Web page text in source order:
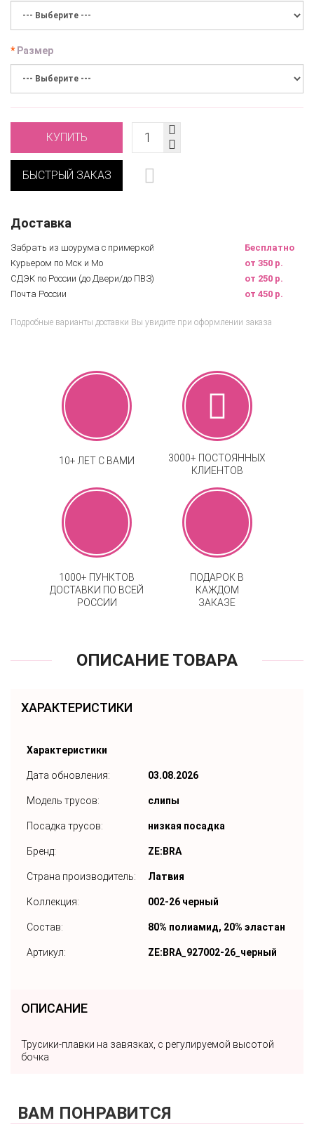
Размер
КУПИТЬ
БЫСТРЫЙ ЗАКАЗ
Доставка
Забрать из шоурума с примеркой
Бесплатно
Курьером по Мск и Мо
от 350 р.
СДЭК по России (до Двери/до ПВЗ)
от 250 р.
Почта России
от 450 р.
Подробные варианты доставки Вы увидите при оформлении заказа
10+ ЛЕТ С ВАМИ
3000+ ПОСТОЯННЫХ
КЛИЕНТОВ
1000+ ПУНКТОВ
ДОСТАВКИ ПО ВСЕЙ
РОССИИ
ПОДАРОК В
КАЖДОМ
ЗАКАЗЕ
ОПИСАНИЕ ТОВАРА
ХАРАКТЕРИСТИКИ
Характеристики
Дата обновления: 03.08.2026
Модель трусов: слипы
Посадка трусов: низкая посадка
Бренд: ZE:BRA
Страна производитель: Латвия
Коллекция: 002-26 черный
Состав: 80% полиамид, 20% эластан
Артикул: ZE:BRA_927002-26_черный
ОПИСАНИЕ
Трусики-плавки на завязках, с регулируемой высотой
бочка
ВАМ ПОНРАВИТСЯ